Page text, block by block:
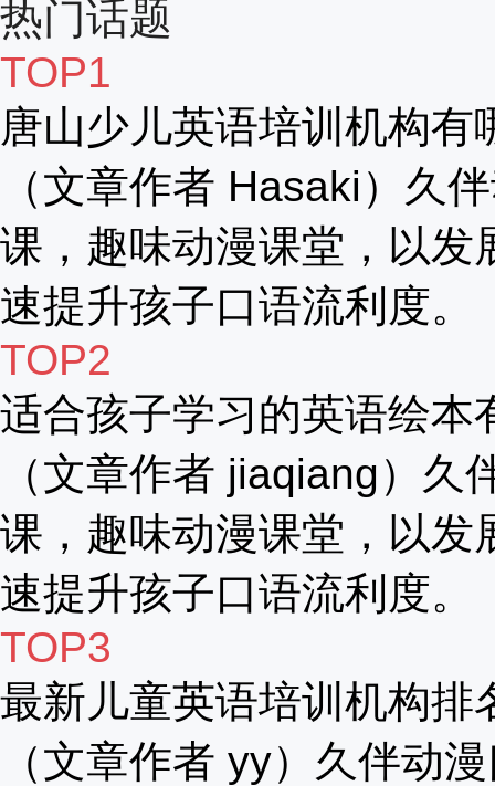
热门话题
TOP1
唐山少儿英语培训机构
（文章作者 Hasaki）久
课，趣味动漫课堂，以发
速提升孩子口语流利度。
TOP2
适合孩子学习的英语绘本
（文章作者 jiaqiang）
课，趣味动漫课堂，以发
速提升孩子口语流利度。
TOP3
最新儿童英语培训机构排
（文章作者 yy）久伴动